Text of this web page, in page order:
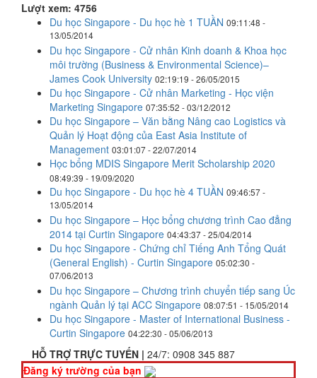
Lượt xem: 4756
Du học Singapore - Du học hè 1 TUẦN 09:11:48 -
13/05/2014
Du học Singapore - Cử nhân Kinh doanh & Khoa học
môi trường (Business & Environmental Science)–
James Cook University 02:19:19 - 26/05/2015
Du học Singapore - Cử nhân Marketing - Học viện
Marketing Singapore 07:35:52 - 03/12/2012
Du học Singapore – Văn bằng Nâng cao Logistics và
Quản lý Hoạt động của East Asia Institute of
Management 03:01:07 - 22/07/2014
Học bổng MDIS Singapore Merit Scholarship 2020
08:49:39 - 19/09/2020
Du học Singapore - Du học hè 4 TUẦN 09:46:57 -
13/05/2014
Du học Singapore – Học bổng chương trình Cao đẳng
2014 tại Curtin Singapore 04:43:37 - 25/04/2014
Du học Singapore - Chứng chỉ Tiếng Anh Tổng Quát
(General English) - Curtin Singapore 05:02:30 -
07/06/2013
Du học Singapore – Chương trình chuyển tiếp sang Úc
ngành Quản lý tại ACC Singapore 08:07:51 - 15/05/2014
Du học Singapore - Master of International Business -
Curtin Singapore 04:22:30 - 05/06/2013
HỖ TRỢ TRỰC TUYẾN | 24/7: 0908 345 887
Đăng ký trường của bạn